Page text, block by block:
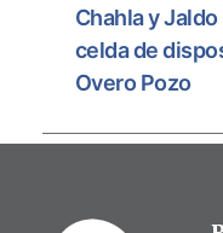
Chahla y
celda de
Overo Pozo